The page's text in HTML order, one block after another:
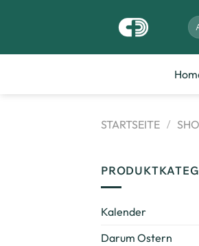
STARTSEITE /
Kalender
Darum Ostern